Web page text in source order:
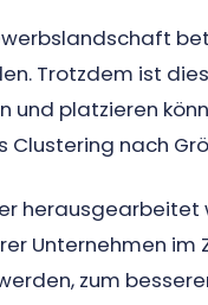
Trotzdem ist
und platzieren
nach
Unternehmen im
zum